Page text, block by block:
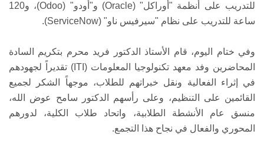
للتدريب على أنظمة "أوراكل" (Oracle) و"أودو" (Odoo)، و120
ساعة للتدريب على نظام "سيرفيس ناو" (ServiceNow).
وفي ختام اليوم، قام الأستاذ الدكتور فريد محرم بتكريم السادة
المحاضرين وفد معهد تكنولوجيا المعلومات (ITI) تقديراً لجهودهم
في إثراء الفعالية ونقل خبراتهم للطلاب، موجهاً الشكر لجميع
القائمين على التنظيم، وعلى رأسهم الدكتور سامح عوض الله،
منسق عام الأنشطة الطلابية، واتحاد طلاب الكلية، لدورهم
المحوري والفعال في نجاح هذا التجمع.